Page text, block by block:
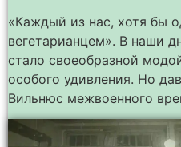
«Каждый из нас, хотя бы
вегетарианцем». В наши
стало своеобразной
особого удивления. Но
Вильнюс межвоенного